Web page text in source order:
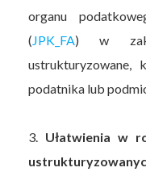
organu
( JPK_FA) w
ustrukturyzowane,
podatnika lub
3. Ułatwienia w